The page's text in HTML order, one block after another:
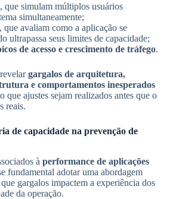
, que simulam múltiplos usuários
simultaneamente;
, que avaliam como a aplicação se
ultrapassa seus limites de capacidade;
de acesso e crescimento de tráfego.
gargalos de arquitetura,
e comportamentos inesperados
que ajustes sejam realizados antes que o
reais.
de capacidade na prevenção de
à performance de aplicações
fundamental adotar uma abordagem
gargalos impactem a experiência dos
da operação.